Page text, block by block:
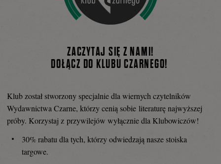
ZACZYTAJ SIĘ Z NAMI!
DOŁĄCZ DO KLUBU CZARNEGO!
Klub został stworzony specjalnie dla wiernych czytelników
Wydawnictwa Czarne, którzy cenią sobie literaturę najwyższej
próby. Korzystaj z przywilejów wyłącznie dla Klubowiczów!
30% rabatu dla tych, którzy odwiedzają nasze stoiska
targowe.